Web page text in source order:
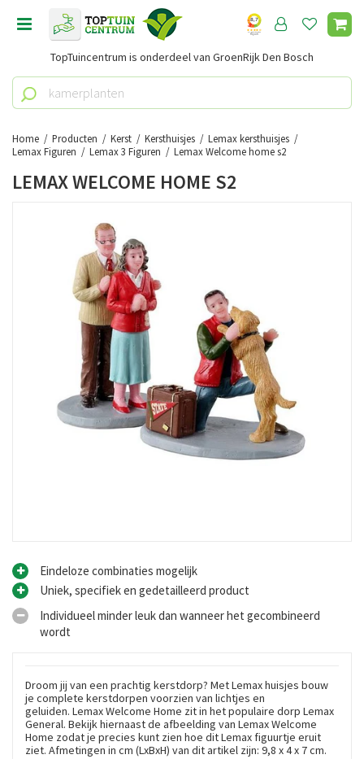
Home Producten Kerst Kersthuisjes
Lemax kersthuisjes
Lemax Figuren
Lemax 3 Figuren Lemax Welcome home s2
TopTuincentrum is onderdeel van GroenRijk Den Bosch
LEMAX WELCOME HOME S2
Eindeloze combinaties mogelijk
Uniek, specifiek en gedetailleerd product
Individueel minder leuk dan wanneer het gecombineerd
wordt
Droom jij van een prachtig kerstdorp? Met Lemax huisjes bouw
je complete kerstdorpen voorzien van lichtjes en
geluiden. Lemax Welcome Home zit in het populaire dorp Lemax
General. Bekijk hiernaast de afbeelding van Lemax Welcome
Home zodat je precies kunt zien hoe dit Lemax figuurtje eruit
ziet. Afmetingen in cm (LxBxH) van dit artikel zijn: 9,8 x 4 x 7 cm.